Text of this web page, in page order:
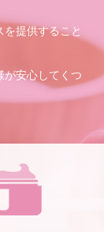
提供すること
が安心してくつ